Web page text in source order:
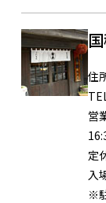
住
営
定
入
※